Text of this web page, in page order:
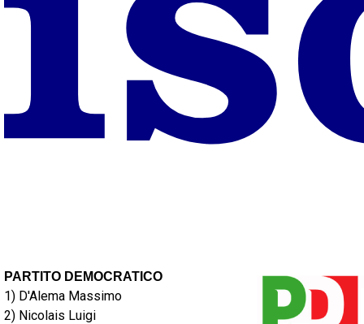
PARTITO DEMOCRATICO
1) D'Alema Massimo
2) Nicolais Luigi